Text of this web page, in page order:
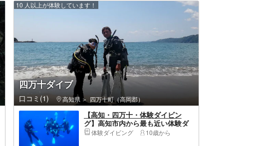
四万十ダイブ
口コミ(1) 高知県 四万十町（高岡郡）
10 人以上が体験しています！
【高知・四万十・体験ダイビン
グ】高知市内から最も近い体験ダ
イビング
体験ダイビング 10歳から